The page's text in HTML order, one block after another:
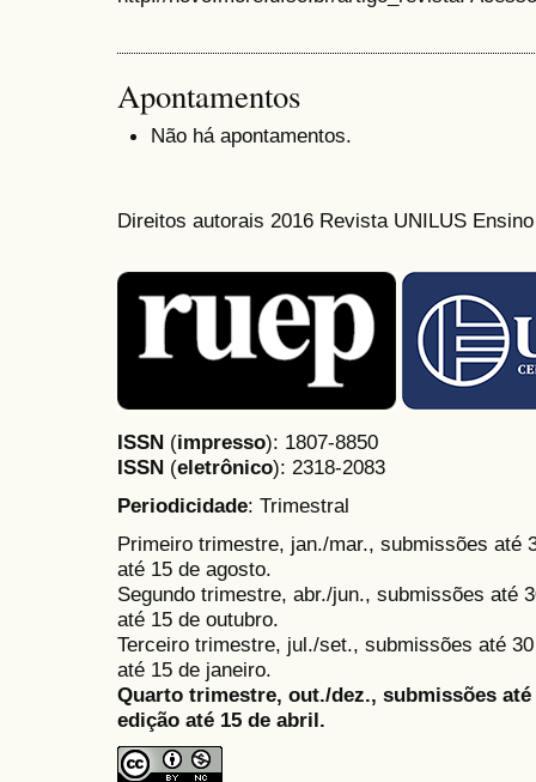
Apontamentos
Não há apontamentos.
Direitos autorais 2016 Revista UNILUS
ISSN (impresso): 1807-8850
ISSN (eletrônico): 2318-2083
Periodicidade: Trimestral
Primeiro trimestre, jan./mar., submissões até
até 15 de agosto.
Segundo trimestre, abr./jun., submissões até
até 15 de outubro.
Terceiro trimestre, jul./set., submissões até
até 15 de janeiro.
Quarto trimestre, out./dez., submissões
edição até 15 de abril.